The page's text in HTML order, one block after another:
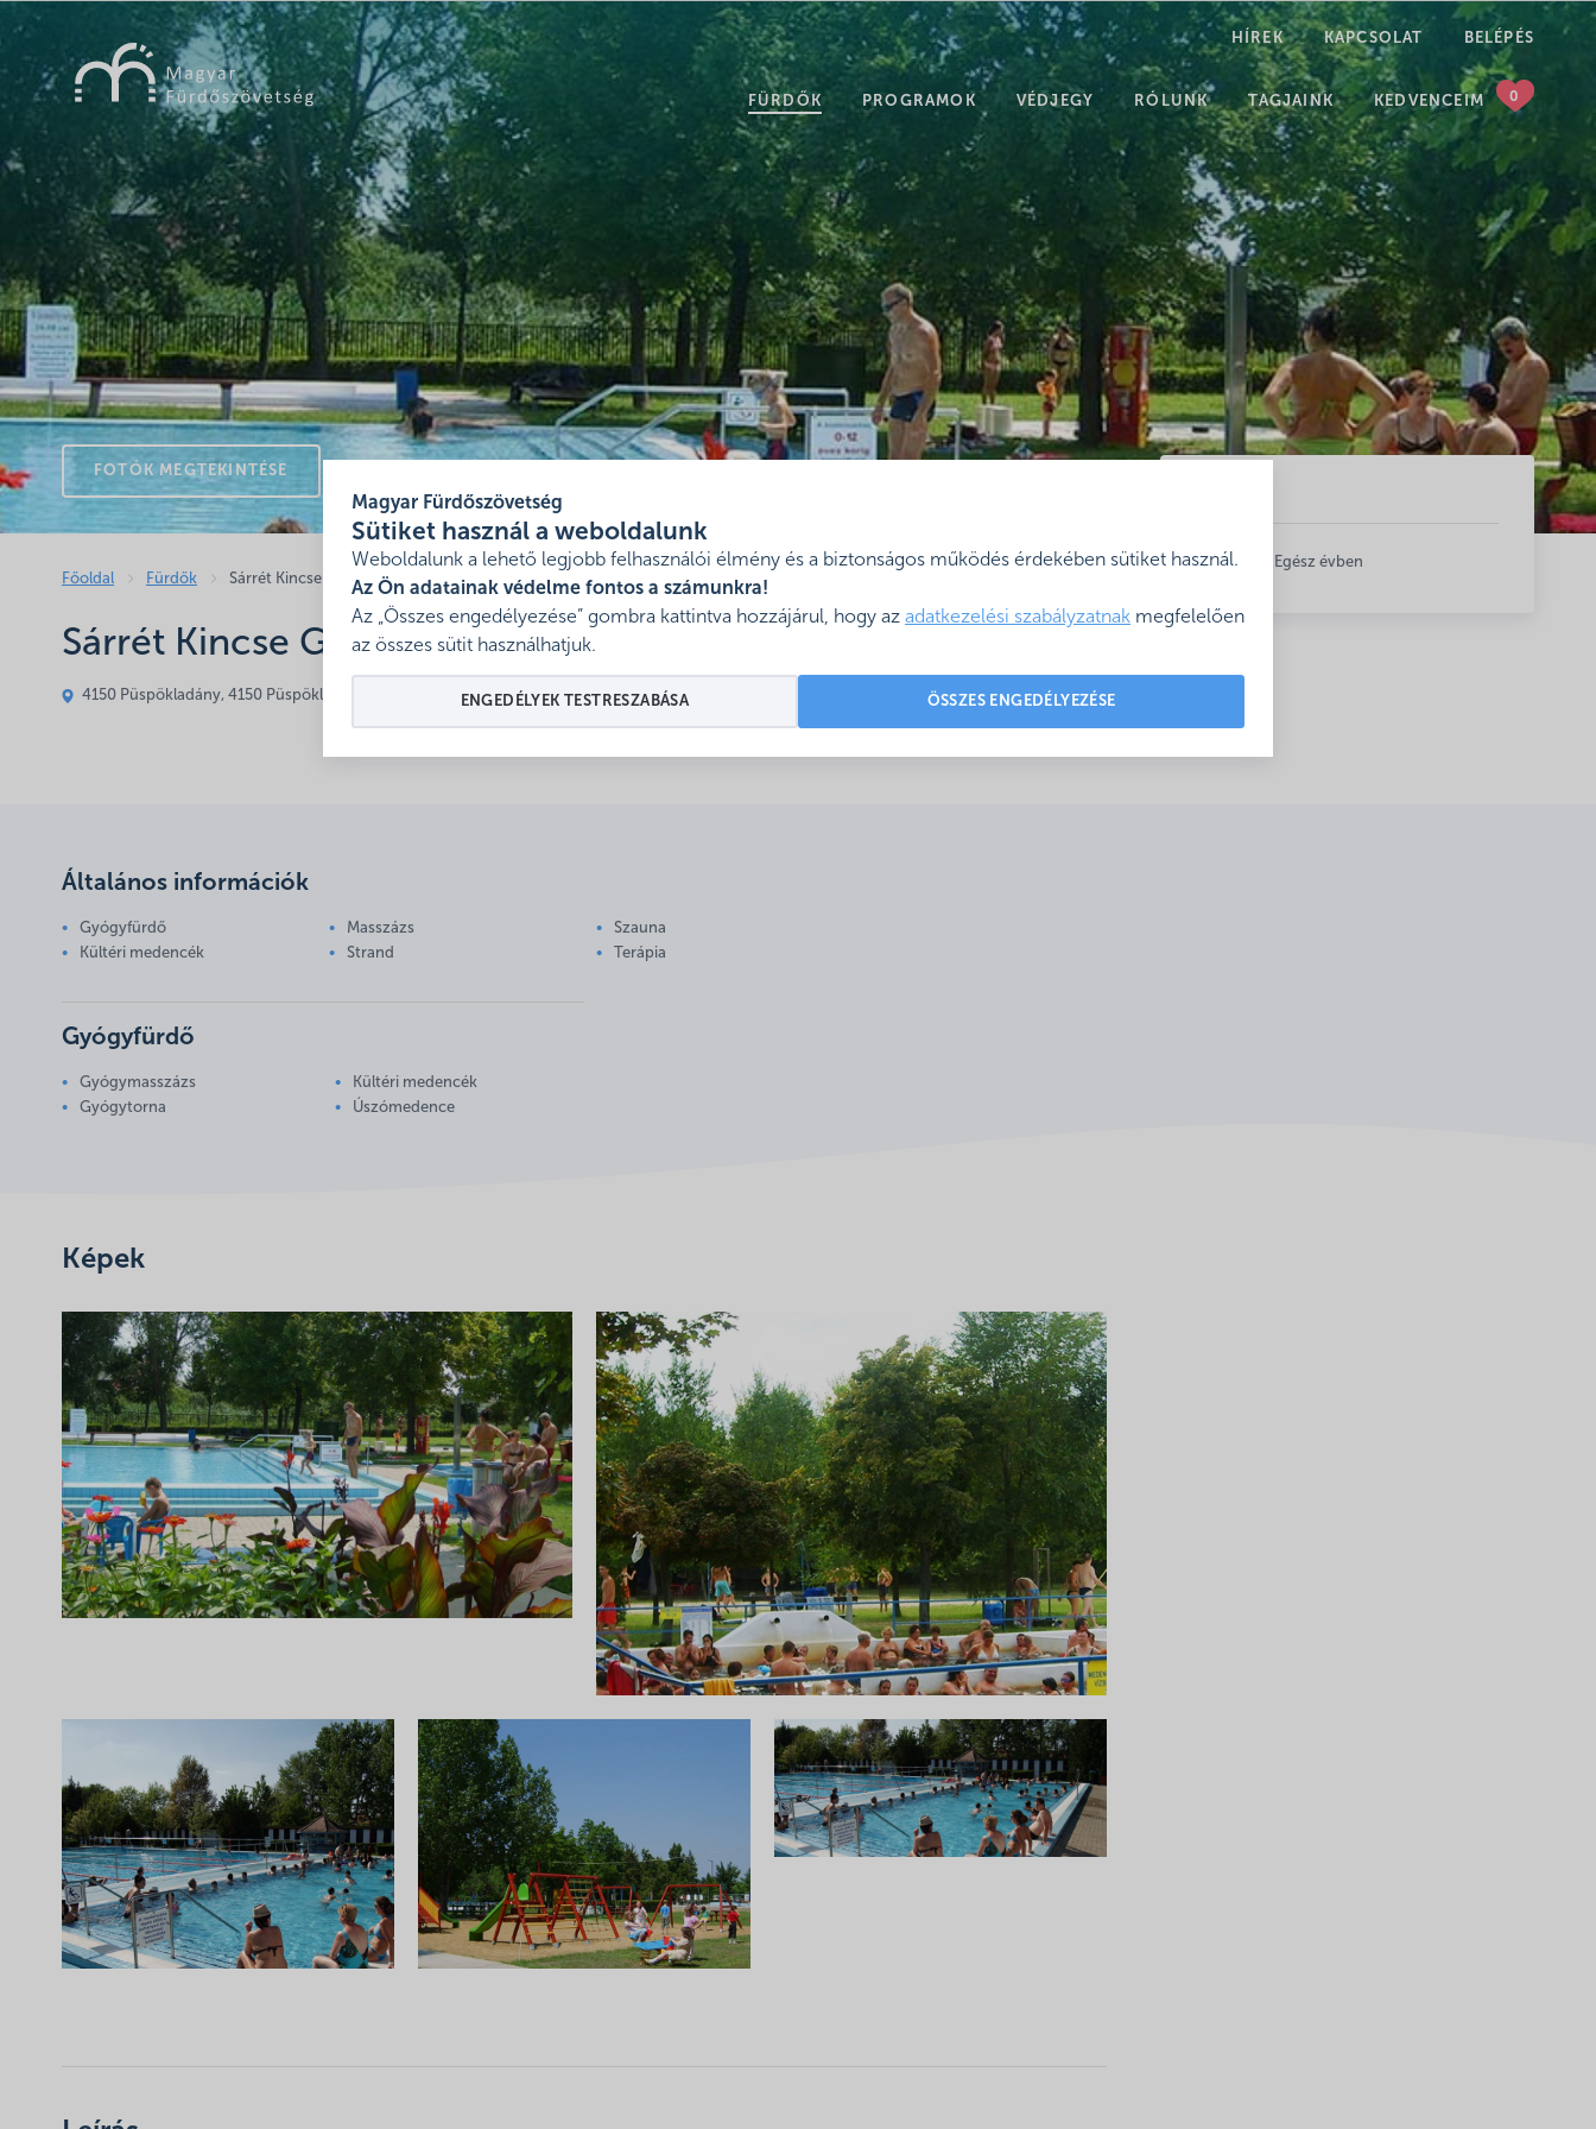
Magyar Fürdőszövetség
Sütiket használ a weboldalunk
Weboldalunk a lehető legjobb felhasználói élmény és a biztonságos működés érdekében sütiket használ.
Az Ön adatainak védelme fontos a számunkra!
Az „Összes engedélyezése” gombra kattintva hozzájárul, hogy az adatkezelési szabályzatnak megfelelően
az összes sütit használhatjuk.
ÖSSZES ENGEDÉLYEZÉSE
ENGEDÉLYEK TESTRESZABÁSA
KERESÉS
HÍREK KAPCSOLAT BELÉPÉS
FÜRDŐK PROGRAMOK VÉDJEGY RÓLUNK TAGJAINK KEDVENCEIM
FOTÓK MEGTEKINTÉSE
Főoldal Fürdők Sárrét Kincse Gyógyfürdő**** - Püspökladány
Sárrét Kincse Gyógyfürdő**** - Püspökladány
4150 Püspökladány, 4150 Püspökladány Petőfi u. 62. Mutasd térképen
Nyitva: Egész évben
Általános információk
Gyógyfürdő
Kültéri medencék
Masszázs
Strand
Szauna
Terápia
Gyógyfürdő
Gyógymasszázs
Gyógytorna
Kültéri medencék
Úszómedence
Képek